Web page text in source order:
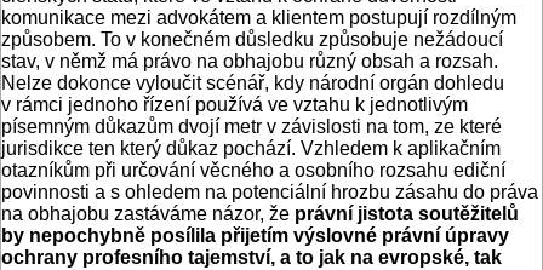
komunikace mezi advokátem a klientem postupují rozdílným
způsobem. To v konečném důsledku způsobuje nežádoucí
stav, v němž má právo na obhajobu různý obsah a rozsah.
Nelze dokonce vyloučit scénář, kdy národní orgán dohledu
v rámci jednoho řízení používá ve vztahu k jednotlivým
písemným důkazům dvojí metr v závislosti na tom, ze které
jurisdikce ten který důkaz pochází. Vzhledem k aplikačním
otazníkům při určování věcného a osobního rozsahu ediční
povinnosti a s ohledem na potenciální hrozbu zásahu do práva
na obhajobu zastáváme názor, že právní jistota soutěžitelů
by nepochybně posílila přijetím výslovné právní úpravy
ochrany profesního tajemství, a to jak na evropské, tak